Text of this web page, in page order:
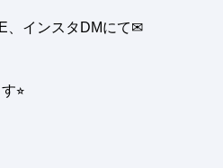
、インスタDMにて✉︎
⭐︎